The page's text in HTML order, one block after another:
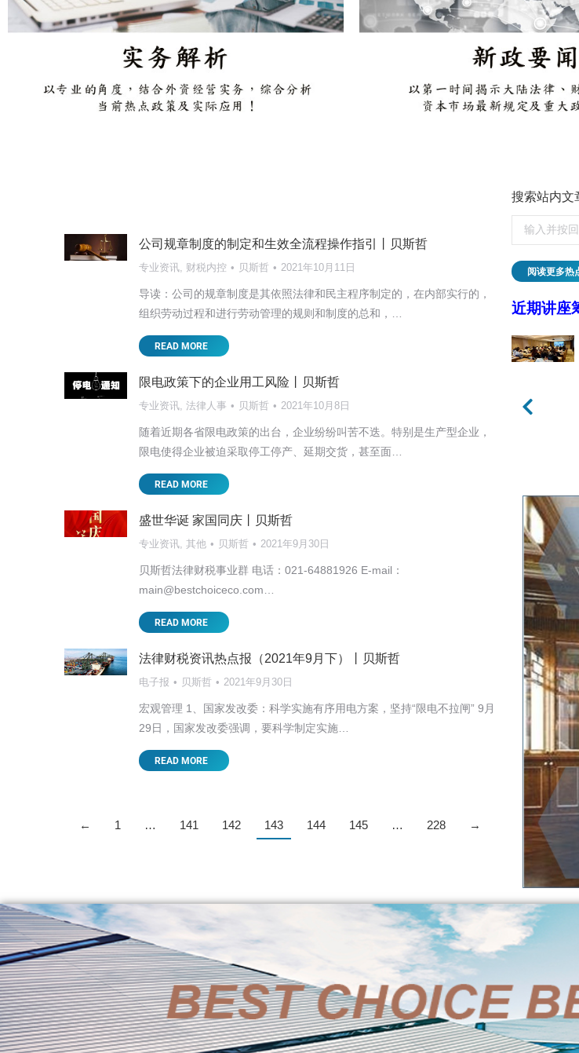
公司规章制度的制定和生效全流程操作指引丨贝斯哲
专业资讯 财税内控 贝斯哲 2021年10月11日
导读：公司的规章制度是其依照法律和民主程序制定的，在内部实行的，
组织劳动过程和进行劳动管理的规则和制度的总和，…
READ MORE
限电政策下的企业用工风险丨贝斯哲
专业资讯 法律人事 贝斯哲 2021年10月8日
随着近期各省限电政策的出台，企业纷纷叫苦不迭。特别是生产型企业，
限电使得企业被迫采取停工停产、延期交货，甚至面…
READ MORE
盛世华诞 家国同庆丨贝斯哲
专业资讯 其他 贝斯哲 2021年9月30日
贝斯哲法律财税事业群 电话：021-64881926 E-mail：
main@bestchoiceco.com…
READ MORE
法律财税资讯热点报（2021年9月下）丨贝斯哲
电子报 贝斯哲 2021年9月30日
宏观管理 1、国家发改委：科学实施有序用电方案，坚持“限电不拉闸” 9月
29日，国家发改委强调，要科学制定实施…
READ MORE
← 1 … 141 142 143 144 145 … 228 →
搜索站内文
阅读更多热
近期讲座
【东莞讲座邀请】2025新形势下台商面临的挑战与应对丨贝斯哲
这对以外销为主的台资企业来说无疑影响深远，…
READ MORE